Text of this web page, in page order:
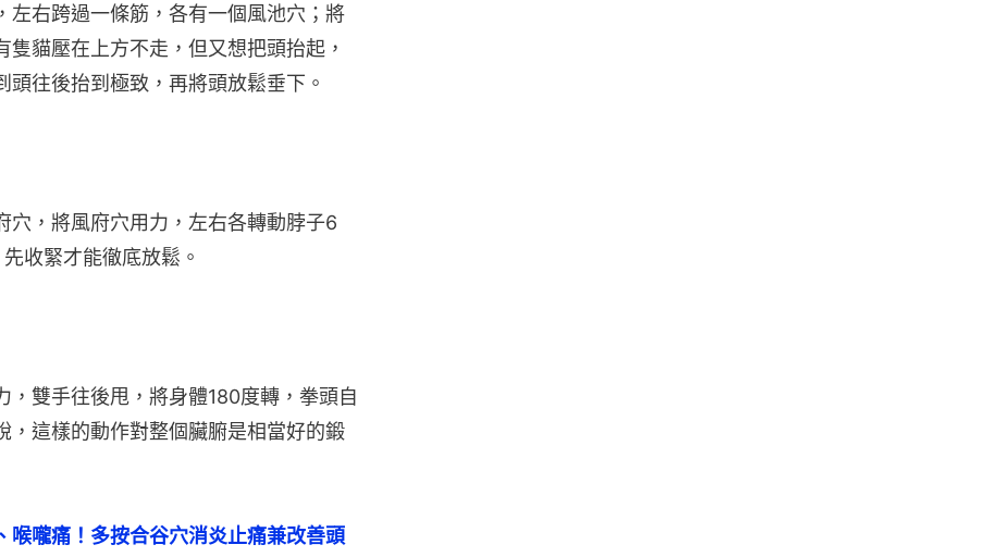
左右跨過一條筋，各有一個風池穴；將
貓壓在上方不走，但又想把頭抬起，
頭往後抬到極致，再將頭放鬆垂下。
穴，將風府穴用力，左右各轉動脖子6
收緊才能徹底放鬆。
雙手往後甩，將身體180度轉，拳頭自
，這樣的動作對整個臟腑是相當好的鍛
喉嚨痛！多按合谷穴消炎止痛兼改善頭